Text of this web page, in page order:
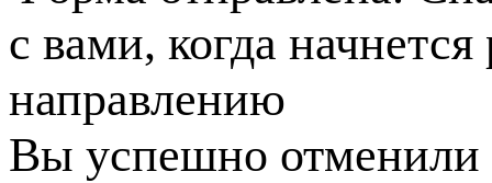
с вами, когда
направлению
Вы успешно отменили